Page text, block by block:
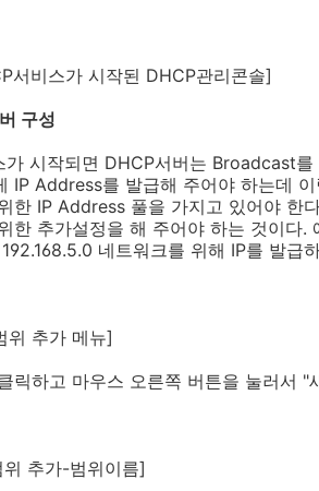
서비스가 시작된 DHCP관리콘솔]
구성
가 시작되면 DHCP서버는 Broadcast
IP Address를 발급해 주어야 하는데
한 IP Address 풀을 가지고 있어야 한
한 추가설정을 해 주어야 하는 것이다
네트워크를 위해 IP를 발급
위 추가 메뉴]
릭하고 마우스 오른쪽 버튼을 눌러서 "
위 추가-범위이름]